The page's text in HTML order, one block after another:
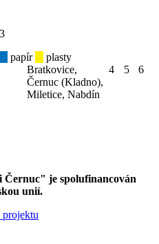
3
papír
plasty
Bratkovice,
Černuc (Kladno),
Miletice, Nabdín
4 5 6
je spolufinancován
unií.